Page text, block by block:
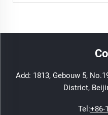
Add: 1813, Gebouw 5,
District,
Tel:+86-